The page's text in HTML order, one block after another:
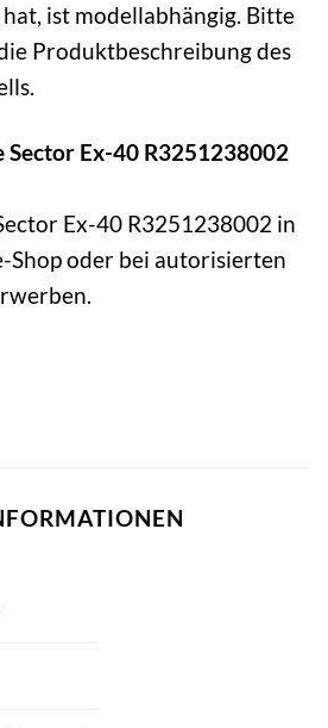
ist modellabhängig. Bitte
Produktbeschreibung des
Sector Ex-40 R3251238002
Ex-40 R3251238002 in
Shop oder bei autorisierten